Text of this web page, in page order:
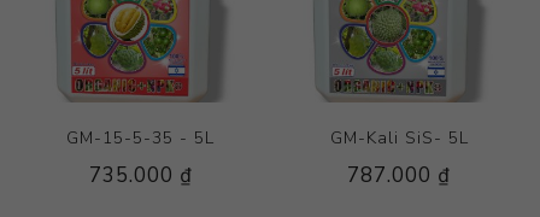
GM-15-5-35 - 5L
735.000 ₫
GM-Kali SiS- 5L
787.000 ₫